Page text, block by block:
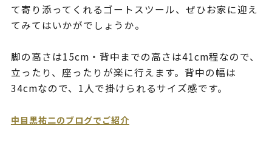
て寄り添ってくれるゴートスツール、ぜひお家に迎え
てみてはいかがでしょうか。
脚の高さは15cm・背中までの高さは41cm程なので、
立ったり、座ったりが楽に行えます。背中の幅は
34cmなので、1人で掛けられるサイズ感です。
中目黒祐二のブログでご紹介